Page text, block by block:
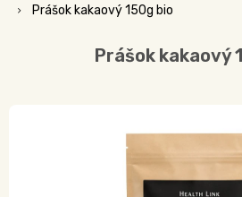
Prášok kakaový 150g bio
Prášok kakaový